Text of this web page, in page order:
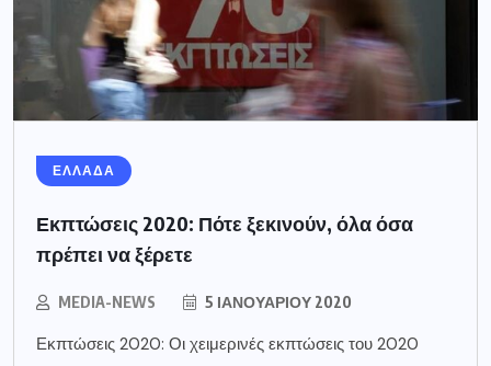
ΕΛΛΑΔΑ
Εκπτώσεις 2020: Πότε ξεκινούν, όλα όσα
πρέπει να ξέρετε
MEDIA-NEWS 5 ΙΑΝΟΥΑΡΊΟΥ 2020
Εκπτώσεις 2020: Οι χειμερινές εκπτώσεις του 2020